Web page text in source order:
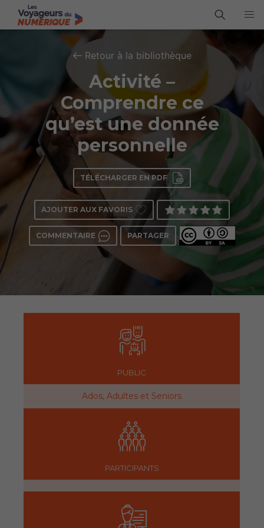
Retour à la bibliothèque
Activité –
Comprendre ce
qu’est une donnée
personnelle
TÉLÉCHARGER EN PDF
AJOUTER AUX FAVORIS
COMMENTAIRE PARTAGER
PUBLIC
Ados, Adultes et Seniors
PARTICIPANTS